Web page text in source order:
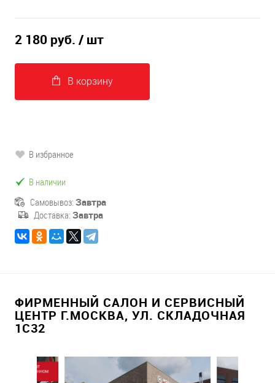
2 180 руб. / шт
В корзину
В избранное
В наличии
Самовывоз: Завтра
Доставка: Завтра
ФИРМЕННЫЙ САЛОН И СЕРВИСНЫЙ
ЦЕНТР Г.МОСКВА, УЛ. СКЛАДОЧНАЯ
1С32